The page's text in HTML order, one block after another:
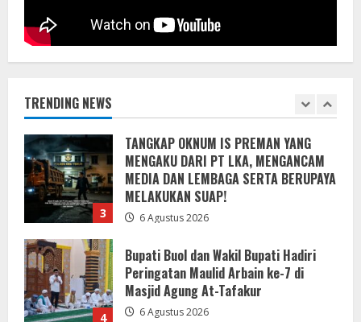
TRENDING NEWS
2
Mengabdi Tanpa Pamrih, Abah Emong
(81) Penjaga Pondok dan Marbot
3
TANGKAP OKNUM IS PREMAN YANG
MENGAKU DARI PT LKA, MENGANCAM
MEDIA DAN LEMBAGA SERTA BERUPAYA
MELAKUKAN SUAP!
6 Agustus 2026
4
Bupati Buol dan Wakil Bupati Hadiri
Peringatan Maulid Arbain ke-7 di
Masjid Agung At-Tafakur
6 Agustus 2026